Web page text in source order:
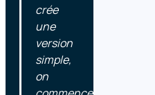
crée
une
version
simple,
on